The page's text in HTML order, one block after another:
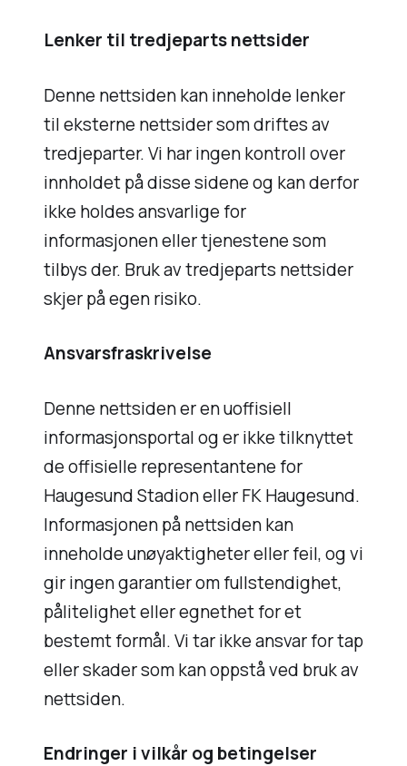
Lenker til tredjeparts nettsider
Denne nettsiden kan inneholde lenker
til eksterne nettsider som driftes av
tredjeparter. Vi har ingen kontroll over
innholdet på disse sidene og kan derfor
ikke holdes ansvarlige for
informasjonen eller tjenestene som
tilbys der. Bruk av tredjeparts nettsider
skjer på egen risiko.
Ansvarsfraskrivelse
Denne nettsiden er en uoffisiell
informasjonsportal og er ikke tilknyttet
de offisielle representantene for
Haugesund Stadion eller FK Haugesund.
Informasjonen på nettsiden kan
inneholde unøyaktigheter eller feil, og vi
gir ingen garantier om fullstendighet,
pålitelighet eller egnethet for et
bestemt formål. Vi tar ikke ansvar for tap
eller skader som kan oppstå ved bruk av
nettsiden.
Endringer i vilkår og betingelser